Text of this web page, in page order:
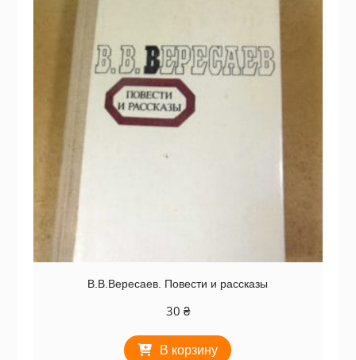
В.В.Вересаев. Повести и рассказы
30 ₴
В корзину